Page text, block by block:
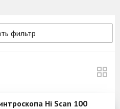
фильтр
Hi Scan 100